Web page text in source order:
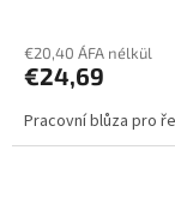
€20,40 ÁFA nélkül
€24,69
Pracovní blůza pro